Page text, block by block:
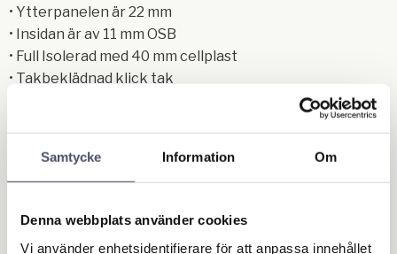
Samtycke Information Om
Denna webbplats använder cookies
Vi använder enhetsidentifierare för att anpassa innehållet
• Ytterpanelen är 22 mm
• Insidan är av 11 mm OSB
• Full Isolerad med 40 mm cellplast
• Takbeklädnad klick tak
• Öppningsbart tak med hjälp av rostfria gångjärn
• Levereras omonterad
• Uppfyller Jordbruksverkets nya bestämmelser
• Svensk design